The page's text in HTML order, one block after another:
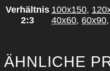
Verhältnis
2:3
100x150,
40x60, 60x90,
ÄHNLICHE